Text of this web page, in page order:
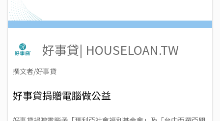
好事貸| HOUSELOAN.TW
撰文者/好事貸
好事貸捐贈電腦做公益